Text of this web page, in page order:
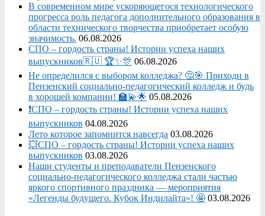
В современном мире ускоряющегося технологического
прогресса роль педагога дополнительного образования в
области технического творчества приобретает особую
значимость. 06.08.2026
СПО – гордость страны! Истории успеха наших
выпускников🇷🇺 🏆✨🎊 06.08.2026
Не определился с выбором колледжа? 🤔🎯 Приходи в
Пензенский социально-педагогический колледж и будь
в хорошей компании! 🏫💫🌟 05.08.2026
❗СПО – гордость страны! Истории успеха наших
выпускников 04.08.2026
Лето которое запомнится навсегда 03.08.2026
💥СПО – гордость страны! Истории успеха наших
выпускников 03.08.2026
Наши студенты и преподаватели Пензенского
социально‑педагогического колледжа стали частью
яркого спортивного праздника — мероприятия
«Легенды будущего. Кубок Индилайта»! 🤩 03.08.2026